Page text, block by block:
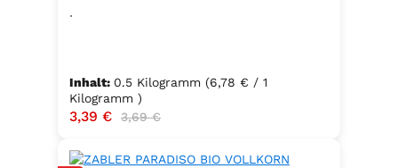
.
Inhalt: 0.5 Kilogramm (6,78 € / 1
Kilogramm )
Verkaufspreis:
3,39 € Regulärer Preis:
3,69 €